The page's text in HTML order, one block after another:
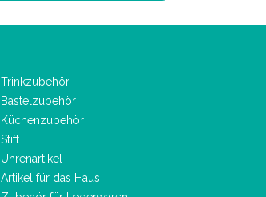
Trinkzubehör
Bastelzubehör
Küchenzubehör
Stift
Uhrenartikel
Artikel für das Haus